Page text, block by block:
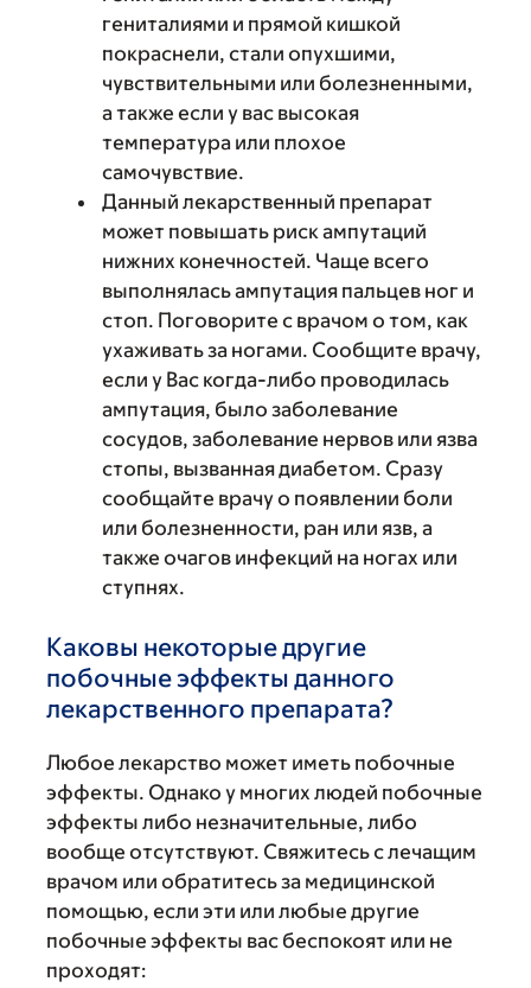
гениталиями и прямой кишкой
покраснели, стали опухшими,
чувствительными или болезненными,
а также если у вас высокая
температура или плохое
самочувствие.
Данный лекарственный препарат
может повышать риск ампутаций
нижних конечностей. Чаще всего
выполнялась ампутация пальцев ног и
стоп. Поговорите с врачом о том, как
ухаживать за ногами. Сообщите врачу,
если у Вас когда-либо проводилась
ампутация, было заболевание
сосудов, заболевание нервов или язва
стопы, вызванная диабетом. Сразу
сообщайте врачу о появлении боли
или болезненности, ран или язв, а
также очагов инфекций на ногах или
ступнях.
Каковы некоторые другие
побочные эффекты данного
лекарственного препарата?
Любое лекарство может иметь побочные
эффекты. Однако у многих людей побочные
эффекты либо незначительные, либо
вообще отсутствуют. Свяжитесь с лечащим
врачом или обратитесь за медицинской
помощью, если эти или любые другие
побочные эффекты вас беспокоят или не
проходят: